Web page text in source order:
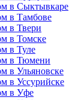
в Сыктывкаре
в Тамбове
в Твери
в Томске
в Туле
в Тюмени
в Ульяновске
в Уссурийске
в Уфе